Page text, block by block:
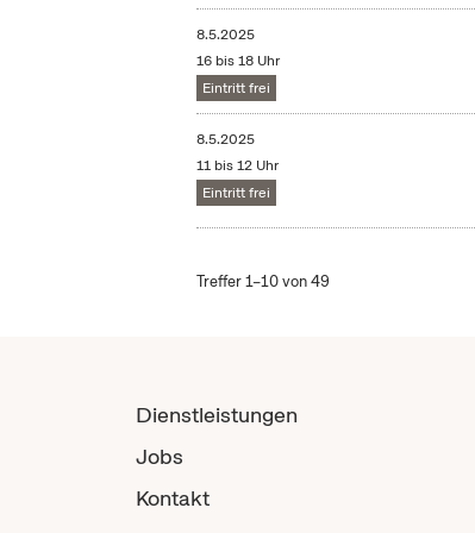
8.5.2025
16 bis 18 Uhr
Eintritt frei
8.5.2025
11 bis 12 Uhr
Eintritt frei
Treffer 1–10 von 49
Dienstleistungen
Jobs
Kontakt